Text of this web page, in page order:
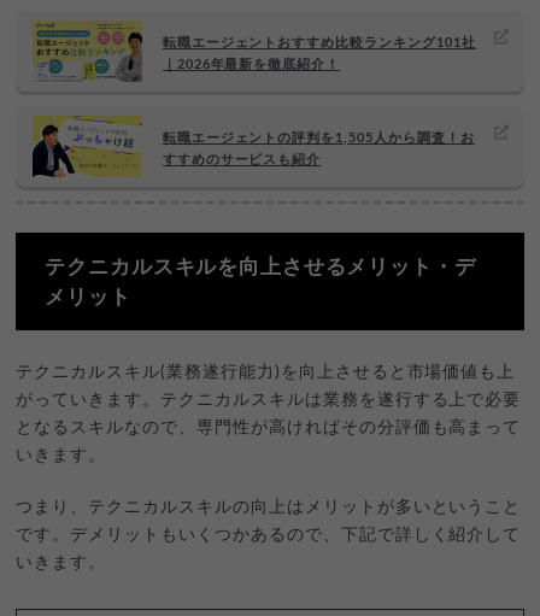
転職エージェントおすすめ比較ランキング101社
｜2026年最新を徹底紹介！
転職エージェントの評判を1,505人から調査！お
すすめのサービスも紹介
テクニカルスキルを向上させるメリット・デ
メリット
テクニカルスキル(業務遂行能力)を向上させると市場価値も上
がっていきます。テクニカルスキルは業務を遂行する上で必要
となるスキルなので、専門性が高ければその分評価も高まって
いきます。
つまり、テクニカルスキルの向上はメリットが多いということ
です。デメリットもいくつかあるので、下記で詳しく紹介して
いきます。